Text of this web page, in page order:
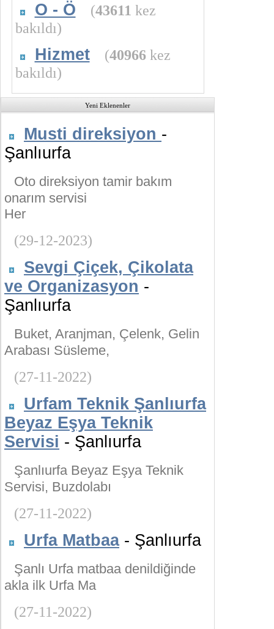
O - Ö (43611 kez
bakıldı)
Hizmet (40966 kez
bakıldı)
Yeni Eklenenler
Musti direksiyon -
Şanlıurfa
Oto direksiyon tamir bakım
onarım servisi
Her
(29-12-2023)
Sevgi Çiçek, Çikolata
ve Organizasyon -
Şanlıurfa
Buket, Aranjman, Çelenk, Gelin
Arabası Süsleme,
(27-11-2022)
Urfam Teknik Şanlıurfa
Beyaz Eşya Teknik
Servisi - Şanlıurfa
Şanlıurfa Beyaz Eşya Teknik
Servisi, Buzdolabı
(27-11-2022)
Urfa Matbaa- Şanlıurfa
Şanlı Urfa matbaa denildiğinde
akla ilk Urfa Ma
(27-11-2022)